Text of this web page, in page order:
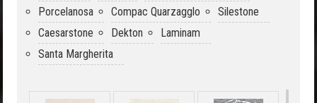
Porcelanosa
Compac Quarzagglo
Silestone
Caesarstone
Dekton
Laminam
Santa Margherita